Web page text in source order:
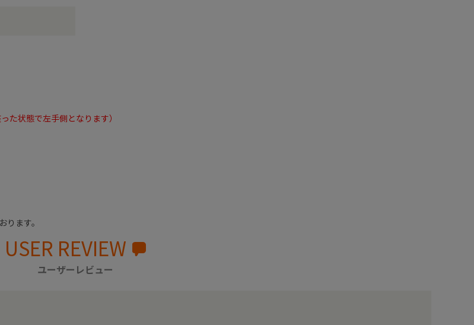
た状態で左手側となります）
ます。
USER REVIEW
ユーザーレビュー